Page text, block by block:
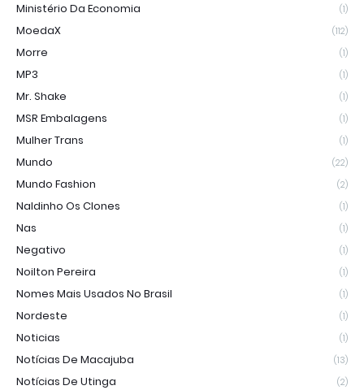
Ministério Da Economia (1)
MoedaX (112)
Morre (1)
MP3 (1)
Mr. Shake (1)
MSR Embalagens (1)
Mulher Trans (1)
Mundo (22)
Mundo Fashion (2)
Naldinho Os Clones (1)
Nas (1)
Negativo (1)
Noilton Pereira (1)
Nomes Mais Usados No Brasil (1)
Nordeste (1)
Noticias (1)
Notícias De Macajuba (13)
Notícias De Utinga (2)